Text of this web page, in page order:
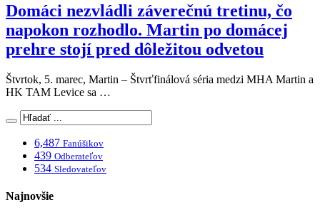
Domáci nezvládli záverečnú tretinu, čo
napokon rozhodlo. Martin po domácej
prehre stojí pred dôležitou odvetou
Štvrtok, 5. marec, Martin – Štvrťfinálová séria medzi MHA Martin a
HK TAM Levice sa …
6,487 Fanúšikov
439 Odberateľov
534 Sledovateľov
Najnovšie